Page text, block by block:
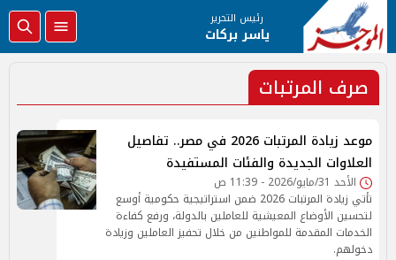
رئيس التحرير
ياسر بركات
صرف المرتبات
موعد زيادة المرتبات 2026 في مصر.. تفاصيل
العلاوات الجديدة والفئات المستفيدة
الأحد 31/مايو/2026 - 11:39 ص
تأتي زيادة المرتبات 2026 ضمن استراتيجية حكومية أوسع
لتحسين الأوضاع المعيشية للعاملين بالدولة، ورفع كفاءة
الخدمات المقدمة للمواطنين من خلال تحفيز العاملين وزيادة
دخولهم.